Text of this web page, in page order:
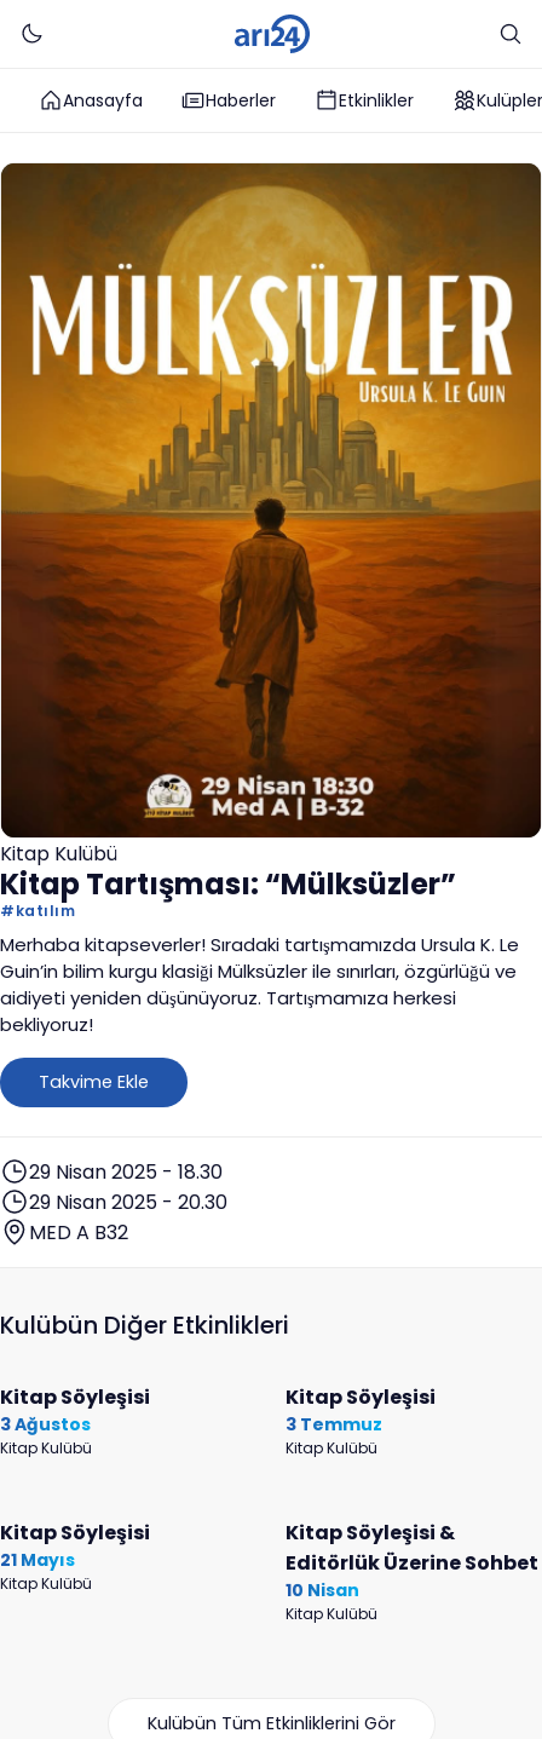
Anasayfa Haberler Etkinlikler Kulüpler
Kitap Kulübü
Kitap Tartışması: “Mülksüzler”
#katılım
Merhaba kitapseverler! Sıradaki tartışmamızda Ursula K. Le
Guin’in bilim kurgu klasiği Mülksüzler ile sınırları, özgürlüğü ve
aidiyeti yeniden düşünüyoruz. Tartışmamıza herkesi
bekliyoruz!
Takvime Ekle
29 Nisan 2025 - 18.30
29 Nisan 2025 - 20.30
MED A B32
Kulübün Diğer Etkinlikleri
Kitap Söyleşisi
3 Ağustos
Kitap Kulübü
Kitap Söyleşisi
3 Temmuz
Kitap Kulübü
Kitap Söyleşisi
21 Mayıs
Kitap Kulübü
Kitap Söyleşisi &
Editörlük Üzerine Sohbet
10 Nisan
Kitap Kulübü
Kulübün Tüm Etkinliklerini Gör